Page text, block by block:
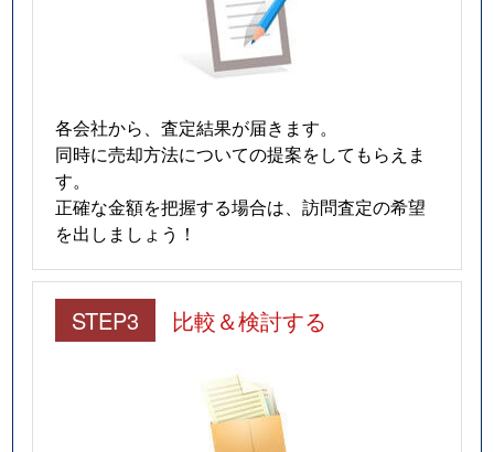
各会社から、査定結果が届きます。
同時に売却方法についての提案をしてもらえま
す。
正確な金額を把握する場合は、訪問査定の希望
を出しましょう！
STEP3 比較＆検討する